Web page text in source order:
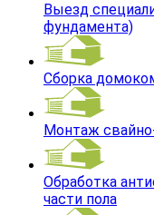
Выезд
фундамента)
Сборка
Монтаж
Обработка
части пола